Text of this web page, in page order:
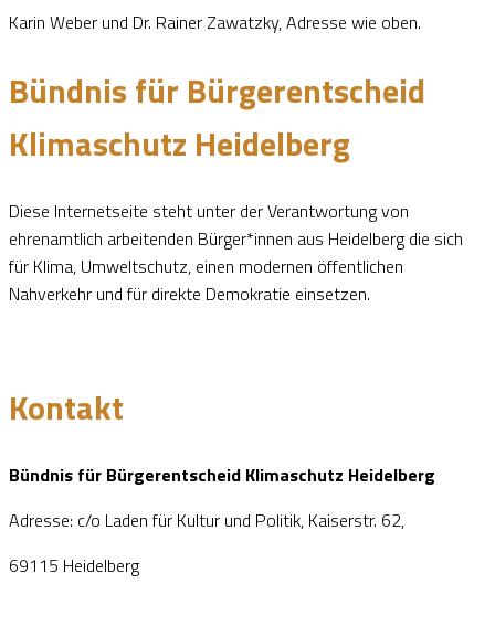
Karin Weber und Dr. Rainer Zawatzky, Adresse wie oben.
Bündnis für Bürgerentscheid
Klimaschutz Heidelberg
Diese Internetseite steht unter der Verantwortung von
ehrenamtlich arbeitenden Bürger*innen aus Heidelberg die sich
für Klima, Umweltschutz, einen modernen öffentlichen
Nahverkehr und für direkte Demokratie einsetzen.
Kontakt
Bündnis für Bürgerentscheid Klimaschutz Heidelberg
Adresse: c/o Laden für Kultur und Politik, Kaiserstr. 62,
69115 Heidelberg